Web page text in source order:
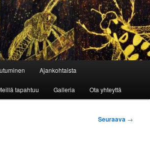
Ajankohtaista
tapahtuu Galleria Ota yhteyttä
Seuraava →